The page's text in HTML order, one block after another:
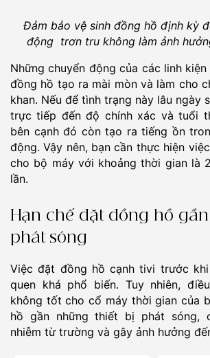
Đảm bảo vệ sinh đồng hồ định kỳ
động trơn tru không làm ảnh
Những chuyển động của các linh
đồng hồ tạo ra mài mòn và làm cho
khan. Nếu để tình trạng này lâu ngày
trực tiếp đến độ chính xác và tuổi
bên cạnh đó còn tạo ra tiếng ồn
động. Vậy nên, bạn cần thực hiện
cho bộ máy với khoảng thời gian là
lần.
Hạn chế đặt đồng hồ
phát sóng
Việc đặt đồng hồ cạnh tivi trước
quen khá phổ biến. Tuy nhiên,
không tốt cho cổ máy thời gian của
hồ gần những thiết bị phát sóng,
nhiễm từ trường và gây ảnh hưởng